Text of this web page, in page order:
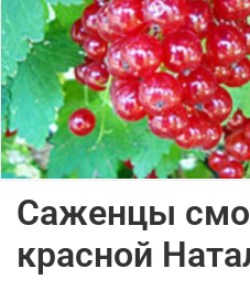
Саженцы
красной